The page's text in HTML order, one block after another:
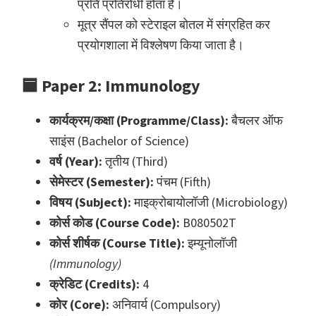
प्रति प्रतिरोधी होता है।
मूत्र सैंपल को स्टेराइल बोतल में संग्रहित कर
प्रयोगशाला में विश्लेषण किया जाता है।
🟦 Paper 2: Immunology
कार्यक्रम/कक्षा (Programme/Class):बैचलर ऑफ
साइंस (Bachelor of Science)
वर्ष (Year):तृतीय (Third)
सेमेस्टर (Semester):पंचम (Fifth)
विषय (Subject):माइक्रोबायोलॉजी (Microbiology)
कोर्स कोड (Course Code): B080502T
कोर्स शीर्षक (Course Title):इम्यूनोलॉजी
(Immunology)
क्रेडिट (Credits): 4
कोर (Core): अनिवार्य (Compulsory)